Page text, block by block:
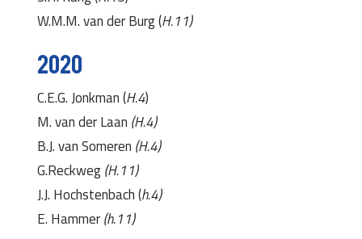
W.M.M. van der Burg (H.11)
2020
C.E.G. Jonkman (H.4)
M. van der Laan (H.4)
B.J. van Someren (H.4)
G.Reckweg(H.11)
J.J. Hochstenbach (h.4)
E. Hammer(h.11)